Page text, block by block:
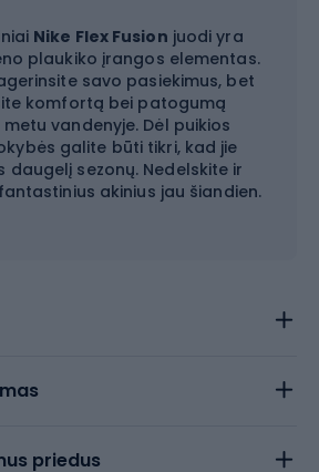
Nike Flex Fusion juodi yra
plaukiko įrangos elementas.
savo pasiekimus, bet
komfortą bei patogumą
vandenyje. Dėl puikios
galite būti tikri, kad jie
daugelį sezonų. Nedelskite ir
akinius jau šiandien.
priedus